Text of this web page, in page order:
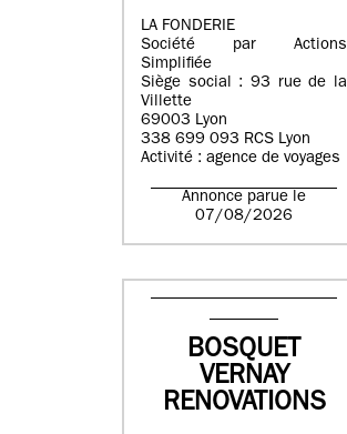
LA FONDERIE
Société par Actions
Simplifiée
Siège social : 93 rue de la
Villette
69003 Lyon
338 699 093 RCS Lyon
Activité : agence de voyages
Annonce parue le
07/08/2026
BOSQUET
VERNAY
RENOVATIONS